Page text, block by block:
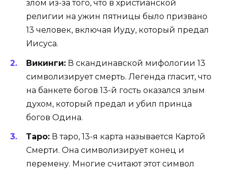
злом из-за того, что в христианской
религии на ужин пятницы было призвано
13 человек, включая Иуду, который предал
Иисуса.
Викинги: В скандинавской мифологии 13
символизирует смерть. Легенда гласит, что
на банкете богов 13-й гость оказался злым
духом, который предал и убил принца
богов Одина.
Таро: В таро, 13-я карта называется Картой
Смерти. Она символизирует конец и
перемену. Многие считают этот символ